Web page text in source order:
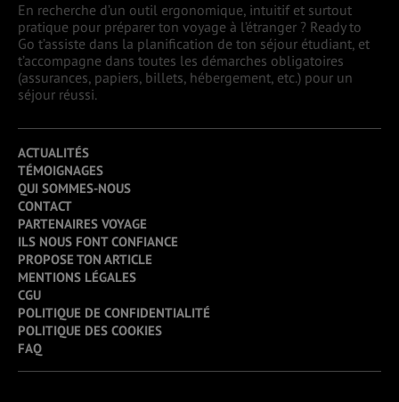
En recherche d’un outil ergonomique, intuitif et surtout
pratique pour préparer ton voyage à l’étranger ? Ready to
Go t’assiste dans la planification de ton séjour étudiant, et
t’accompagne dans toutes les démarches obligatoires
(assurances, papiers, billets, hébergement, etc.) pour un
séjour réussi.
ACTUALITÉS
TÉMOIGNAGES
QUI SOMMES-NOUS
CONTACT
PARTENAIRES VOYAGE
ILS NOUS FONT CONFIANCE
PROPOSE TON ARTICLE
MENTIONS LÉGALES
CGU
POLITIQUE DE CONFIDENTIALITÉ
POLITIQUE DES COOKIES
FAQ